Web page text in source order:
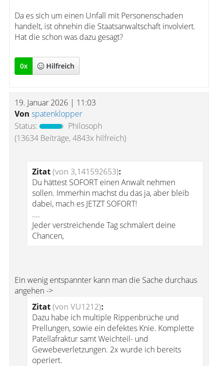
Da es sich um einen Unfall mit Personenschaden
handelt, ist ohnehin die Staatsanwaltschaft involviert.
Hat die schon was dazu gesagt?
0x Hilfreich
19. Januar 2026 | 11:03
Von spatenklopper
Status:
Philosoph
(13634 Beiträge, 4843x hilfreich)
Zitat(von 3,141592653):
Du hättest SOFORT einen Anwalt nehmen
sollen. Immerhin machst du das ja, aber bleib
dabei, mach es JETZT SOFORT!
....
Jeder verstreichende Tag schmälert deine
Chancen,
Ein wenig entspannter kann man die Sache durchaus
angehen ->
Zitat(von VU1212):
Dazu habe ich multiple Rippenbrüche und
Prellungen, sowie ein defektes Knie. Komplette
Patellafraktur samt Weichteil- und
Gewebeverletzungen. 2x wurde ich bereits
operiert.